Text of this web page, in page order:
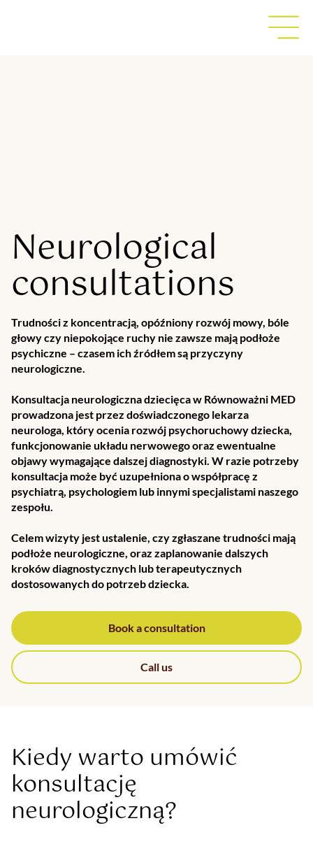
Neurological
consultations
Trudności z koncentracją, opóźniony rozwój mowy, bóle
głowy czy niepokojące ruchy nie zawsze mają podłoże
psychiczne – czasem ich źródłem są przyczyny
neurologiczne.
Konsultacja neurologiczna dziecięca w Równoważni MED
prowadzona jest przez doświadczonego lekarza
neurologa, który ocenia rozwój psychoruchowy dziecka,
funkcjonowanie układu nerwowego oraz ewentualne
objawy wymagające dalszej diagnostyki. W razie potrzeby
konsultacja może być uzupełniona o współpracę z
psychiatrą, psychologiem lub innymi specjalistami naszego
zespołu.
Celem wizyty jest ustalenie, czy zgłaszane trudności mają
podłoże neurologiczne, oraz zaplanowanie dalszych
kroków diagnostycznych lub terapeutycznych
dostosowanych do potrzeb dziecka.
Book a consultation
Call us
Kiedy warto umówić
konsultację
neurologiczną?